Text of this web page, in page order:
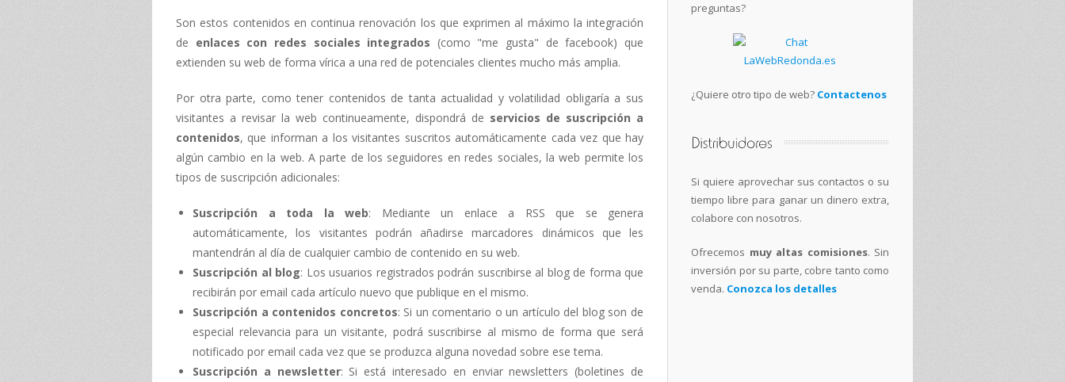
Son estos contenidos en continua renovación los que exprimen al máximo la integración
de enlaces con redes sociales integrados (como "me gusta" de facebook) que
extienden su web de forma vírica a una red de potenciales clientes mucho más amplia.
Por otra parte, como tener contenidos de tanta actualidad y volatilidad obligaría a sus
visitantes a revisar la web continueamente, dispondrá de servicios de suscripción a
contenidos, que informan a los visitantes suscritos automáticamente cada vez que hay
algún cambio en la web. A parte de los seguidores en redes sociales, la web permite los
tipos de suscripción adicionales:
Suscripción a toda la web: Mediante un enlace a RSS que se genera
automáticamente, los visitantes podrán añadirse marcadores dinámicos que les
mantendrán al día de cualquier cambio de contenido en su web.
Suscripción al blog: Los usuarios registrados podrán suscribirse al blog de forma que
recibirán por email cada artículo nuevo que publique en el mismo.
Suscripción a contenidos concretos: Si un comentario o un artículo del blog son de
especial relevancia para un visitante, podrá suscribirse al mismo de forma que será
notificado por email cada vez que se produzca alguna novedad sobre ese tema.
Suscripción a newsletter: Si está interesado en enviar newsletters (boletines de
preguntas?
¿Quiere otro tipo de web? Contactenos
Si quiere aprovechar sus contactos o su
tiempo libre para ganar un dinero extra,
colabore con nosotros.
Ofrecemos muy altas comisiones. Sin
inversión por su parte, cobre tanto como
venda. Conozca los detalles